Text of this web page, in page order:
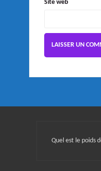
Site web
Quel est le poids